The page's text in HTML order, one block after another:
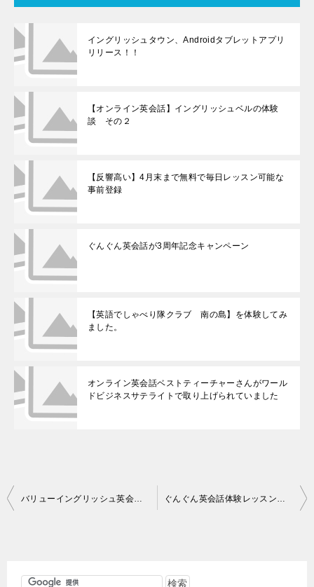
イングリッシュタウン、Androidタブレットアプリ
リリース！！
【オンライン英会話】イングリッシュベルの体験
談 その２
【反響高い】4月末まで無料で毎日レッスン可能な
事前登録
ぐんぐん英会話が3周年記念キャンペーン
【英語でしゃべり隊クラブ 南の島】を体験してみ
ました。
オンライン英会話ベストティーチャーさんがワール
ドビジネスサテライトで取り上げられていました
投